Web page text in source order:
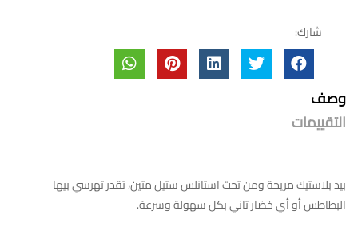
شارك:
وصف
التقييمات
بيد بلاستيك مريحة ومن تحت استانلس ستيل متين، تقدر تهرسي بيها
البطاطس أو أي خضار تاني بكل سهولة وسرعة.